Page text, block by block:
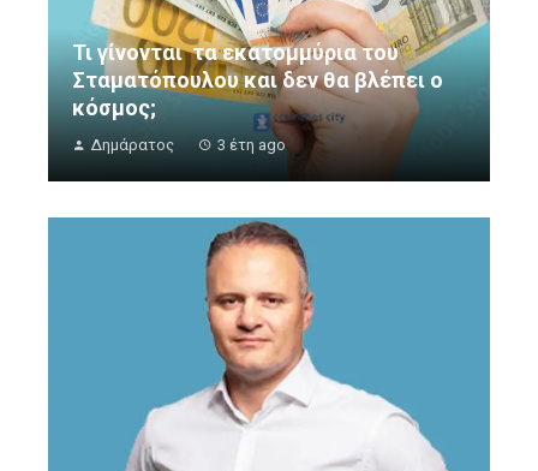
Τι γίνονται τα εκατομμύρια του
Σταματόπουλου και δεν θα βλέπει ο
κόσμος;
Δημάρατος 3 έτη ago